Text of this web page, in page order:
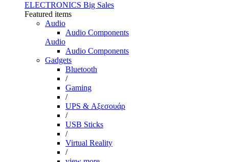
ELECTRONICS Big Sales
Featured items
Audio
Audio Components
Audio
Audio Components
Gadgets
Bluetooth
/
Gaming
/
UPS & Αξεσουάρ
/
USB Sticks
/
Virtual Reality
/